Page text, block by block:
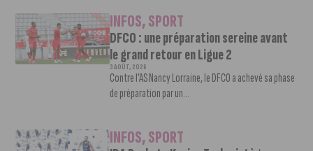
INFOS,SPORT
DFCO : une préparation sereine avant
le grand retour en Ligue 2
3 AOÛT, 2026
Contre l’AS Nancy Lorraine, le DFCO a achevé sa phase
de préparation par un...
INFOS,SPORT